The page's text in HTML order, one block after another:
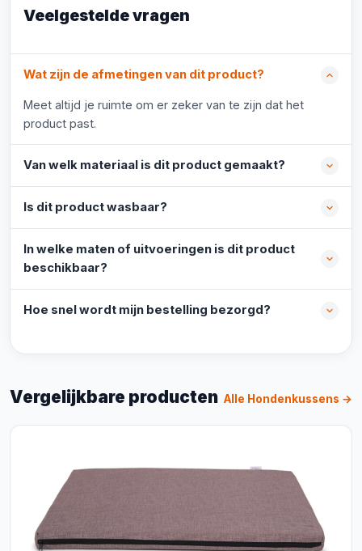
Veelgestelde vragen
Wat zijn de afmetingen van dit product?
Meet altijd je ruimte om er zeker van te zijn dat het
product past.
Van welk materiaal is dit product gemaakt?
Is dit product wasbaar?
In welke maten of uitvoeringen is dit product
beschikbaar?
Hoe snel wordt mijn bestelling bezorgd?
Vergelijkbare producten Alle Hondenkussens →